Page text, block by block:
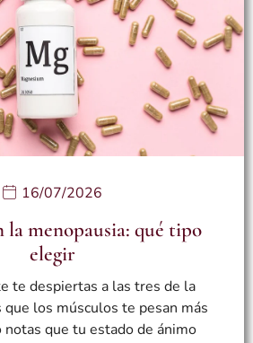
16/07/2026
la menopausia: qué tipo
elegir
te despiertas a las tres de la
que los músculos te pesan más
que tu estado de ánimo